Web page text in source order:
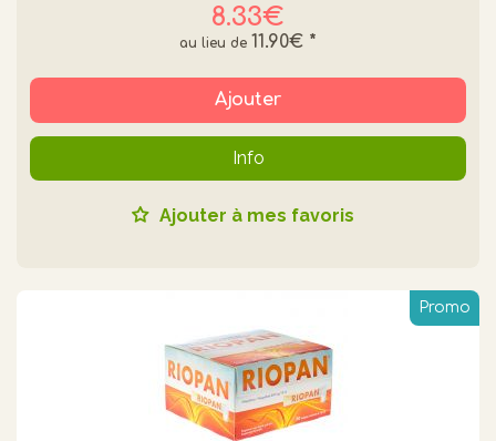
8.33€
11.90€ *
Ajouter
Info
Ajouter à mes favoris
Promo